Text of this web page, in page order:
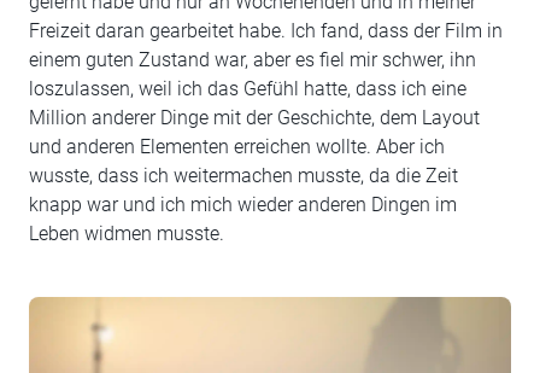
Freizeit daran gearbeitet habe. Ich fand, dass der Film in
einem guten Zustand war, aber es fiel mir schwer, ihn
loszulassen, weil ich das Gefühl hatte, dass ich eine
Million anderer Dinge mit der Geschichte, dem Layout
und anderen Elementen erreichen wollte. Aber ich
wusste, dass ich weitermachen musste, da die Zeit
knapp war und ich mich wieder anderen Dingen im
Leben widmen musste.